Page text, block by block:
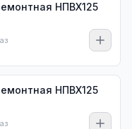
НПВХ125
НПВХ125